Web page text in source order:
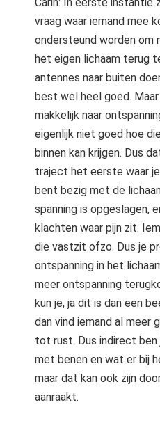
vraag waar iemand mee
ondersteund worden
het eigen lichaam terug
antennes naar buiten
best wel heel goed.
makkelijk naar
eigenlijk niet goed hoe
binnen kan krijgen. Dus
traject het eerste waar
bent bezig met de
spanning is opgeslagen,
klachten waar pijn zit.
die vastzit ofzo. Dus je
ontspanning in het
meer ontspanning
kun je, ja dit is dan een
dan vind iemand al meer
tot rust. Dus indirect
met benen en wat er bij
maar dat kan ook zijn
aanraakt.